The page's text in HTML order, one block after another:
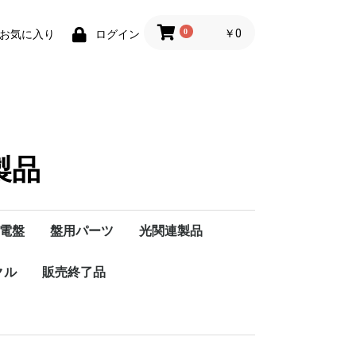
お気に入り ログイン 0 ￥0
品
BCT
MGA
MK-300K
MSC
OCR
OVGR
PT-K
T-13K20K
T-13K30K
･
T-15K15,20,30,50
T-25K15,20,30,50
T-30K15,20,30,50
T-50K15,20,30,50
T-75K,15,20,30,50
TT-15K
TT-25K
TT-30K
TT-50K
TT-75K
RA-100/組合せ機種
ハンドル・ハンドルキ
盤
ョン
盤用パーツ 光関連製品
ル 販売終了品